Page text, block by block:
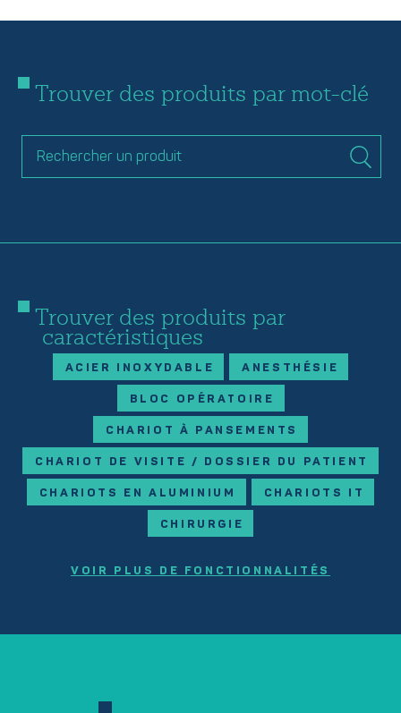
Trouver des produits par mot-clé
Trouver des produits par
caractéristiques
ACIER INOXYDABLE ANESTHÉSIE
BLOC OPÉRATOIRE
CHARIOT À PANSEMENTS
CHARIOT DE VISITE / DOSSIER DU PATIENT
CHARIOTS EN ALUMINIUM CHARIOTS IT
CHIRURGIE
VOIR PLUS DE FONCTIONNALITÉS